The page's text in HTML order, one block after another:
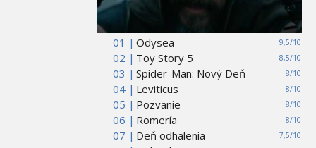
01 | 9,5/10
Odysea
02 |
8,5/10
Toy Story 5
03 |
8/10
Spider-Man: Nový Deň
04 |
8/10
Leviticus
05 |
8/10
Pozvanie
06 |
8/10
Romería
07 |
7,5/10
Deň odhalenia